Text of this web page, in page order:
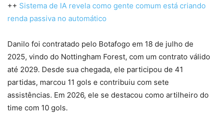
++ Sistema de IA revela como gente comum está criando
renda passiva no automático
Danilo foi contratado pelo Botafogo em 18 de julho de
2025, vindo do Nottingham Forest, com um contrato válido
até 2029. Desde sua chegada, ele participou de 41
partidas, marcou 11 gols e contribuiu com sete
assistências. Em 2026, ele se destacou como artilheiro do
time com 10 gols.